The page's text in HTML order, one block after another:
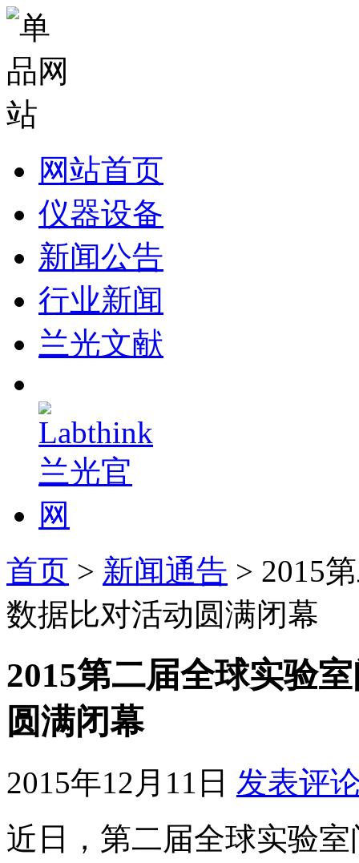
网站首页
仪器设备
新闻公告
行业新闻
兰光文献
首页 > 新闻通告 > 2015
数据比对活动圆满闭幕
2015第二届全球实验
圆满闭幕
2015年12月11日 发表评
近日，第二届全球实验